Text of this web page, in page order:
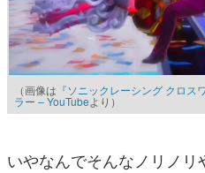
（画像は 『ソニックレーシング クロ
ラー – YouTubeより）
いやなんでそんなノリノ